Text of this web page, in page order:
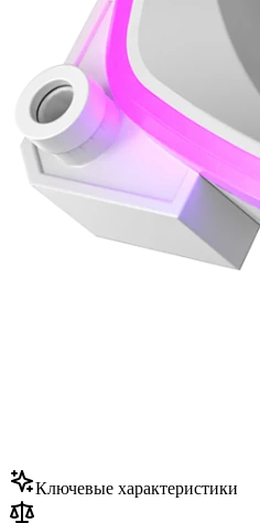
Ключевые характеристики